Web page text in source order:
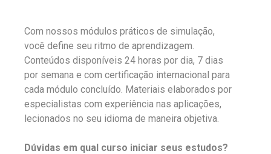
Com nossos módulos práticos de simulação,
você define seu ritmo de aprendizagem.
Conteúdos disponíveis 24 horas por dia, 7 dias
por semana e com certificação internacional para
cada módulo concluído. Materiais elaborados por
especialistas com experiência nas aplicações,
lecionados no seu idioma de maneira objetiva.
Dúvidas em qual curso iniciar seus estudos?